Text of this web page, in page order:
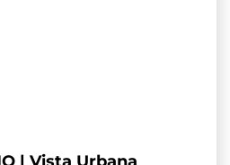
| Vista Urbana